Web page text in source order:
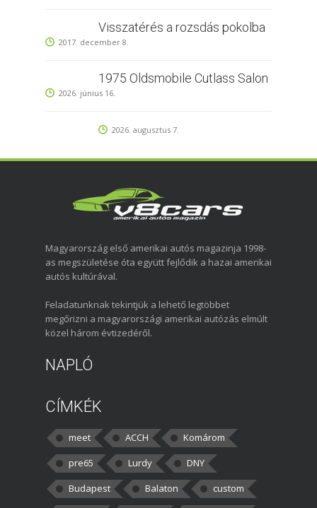
Visszatérés a rozsdás pokolba
2017. december 8.
1975 Oldsmobile Cutlass Salon
2026. június 16.
2026. augusztus 7.
Magyarország első amerikai autós magazinja 1998-
as megszületése óta együtt fejlődik a hazai amerikai
autós kultúrával.
Feladatunknak tekintjük a lehető legtöbbet
megőrizni a magyarországi amerikai autózás elmúlt
közel három évtizedéről.
NAPLÓ
CÍMKÉK
meet ACCH
Komárom
pre65
Lurdy
DNY
Budapest
Balaton
custom